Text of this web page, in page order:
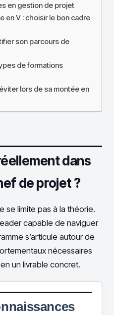
en gestion de projet
en V : choisir le bon cadre
son parcours de
de formations
lors de sa montée en
dans
de projet ?
se limite pas à la théorie.
capable de naviguer
s’articule autour de
nécessaires
un livrable concret.